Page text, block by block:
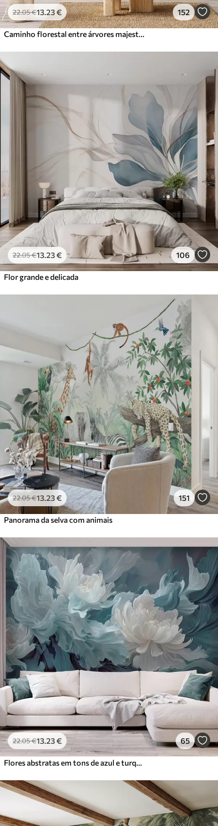
22.05€13.23€ 152
Caminho florestal entre árvores majestosas em estilo aquarela
22.05€13.23€ 106
Flor grande e delicada
22.05€13.23€ 151
Panorama da selva com animais
22.05€13.23€ 65
Flores abstratas em tons de azul e turquesa